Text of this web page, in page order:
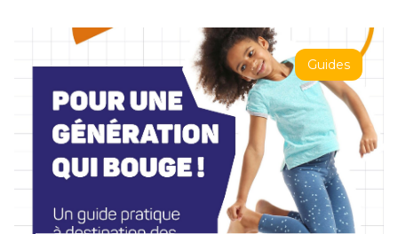
Guides